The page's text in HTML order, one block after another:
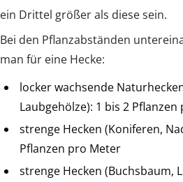
ein Drittel größer als diese sein.
Bei den Pflanzabständen
man für eine Hecke:
locker wachsende
Laubgehölze): 1 bis 2
strenge Hecken (Koniferen,
Pflanzen pro Meter
strenge Hecken (Buchsbaum,